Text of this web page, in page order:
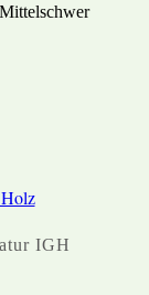
Mittelschwer
IGH